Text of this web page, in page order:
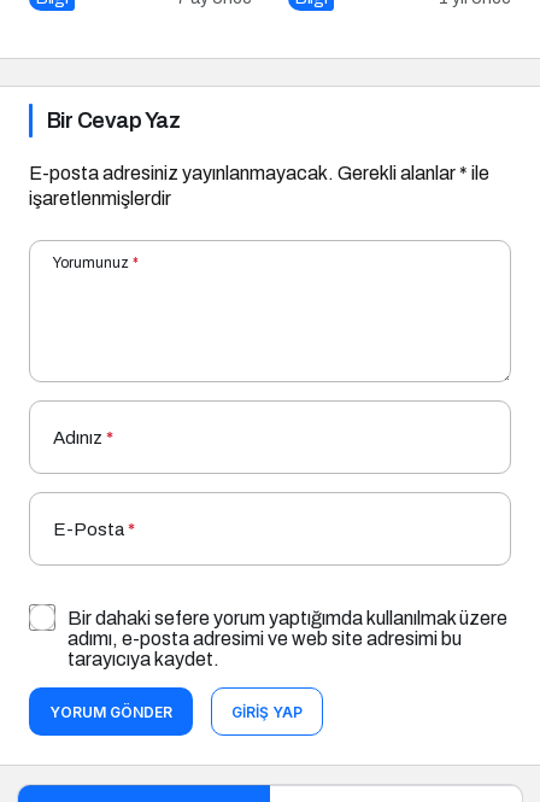
Bir Cevap Yaz
E-posta adresiniz yayınlanmayacak. Gerekli alanlar* ile
işaretlenmişlerdir
Yorumunuz *
Adınız *
E-Posta*
Bir dahaki sefere yorum yaptığımda kullanılmak üzere
adımı, e-posta adresimi ve web site adresimi bu
tarayıcıya kaydet.
YORUM GÖNDER GIRIŞ YAP